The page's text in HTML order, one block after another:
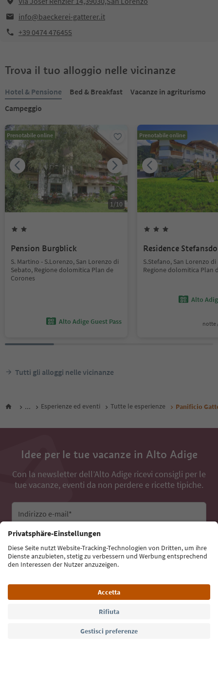
info@baeckerei-gatterer.it
+39 0474 476455
Trova il tuo alloggio nelle vicinanze
Hotel & Pensione Bed & Breakfast
Vacanze in agriturismo
Campeggio
Prenotabile online
1/10
Pension Burgblick
S. Martino - S.Lorenzo, San Lorenzo di
Sebato, Regione dolomitica Plan de
Corones
Alto Adige Guest Pass
Prenotabile online
Residence
S.Stefano, San Lorenzo
Regione dolomitica Plan
Alto
notte
Tutti gli alloggi nelle vicinanze
... Esperienze ed eventi Tutte le esperienze Panificio
Idee per le tue vacanze in Alto Adige
Con la newsletter dell’Alto Adige ricevi consigli per le
tue vacanze, eventi da non perdere e ricette tipiche.
Indirizzo e-mail*
Iscriviti alla newsletter